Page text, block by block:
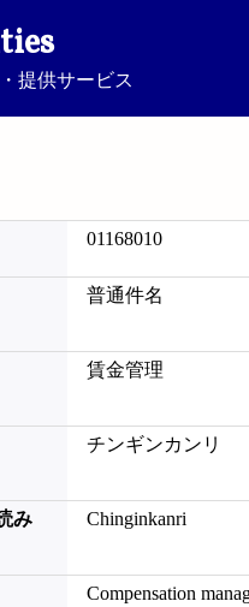
提供サービス
01168010
普通件名
賃金管理
チンギンカンリ
み Chinginkanri
Compensation